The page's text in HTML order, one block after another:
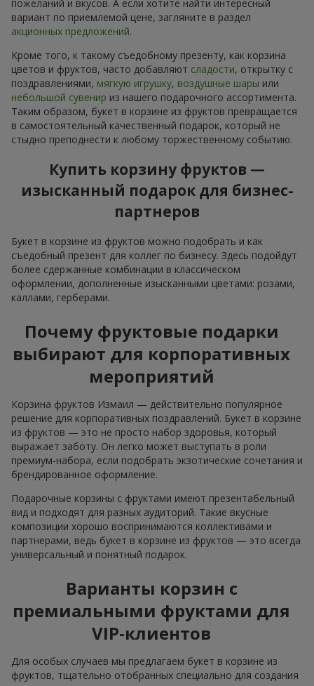
пожеланий и вкусов. А если хотите найти интересный
вариант по приемлемой цене, загляните в раздел
акционных предложений.
Кроме того, к такому съедобному презенту, как корзина
цветов и фруктов, часто добавляют сладости, открытку с
поздравлениями, мягкую игрушку, воздушные шары или
небольшой сувенир из нашего подарочного ассортимента.
Таким образом, букет в корзине из фруктов превращается
в самостоятельный качественный подарок, который не
стыдно преподнести к любому торжественному событию.
Купить корзину фруктов —
изысканный подарок для бизнес-
партнеров
Букет в корзине из фруктов можно подобрать и как
съедобный презент для коллег по бизнесу. Здесь подойдут
более сдержанные комбинации в классическом
оформлении, дополненные изысканными цветами: розами,
каллами, герберами.
Почему фруктовые подарки
выбирают для корпоративных
мероприятий
Корзина фруктов Измаил — действительно популярное
решение для корпоративных поздравлений. Букет в корзине
из фруктов — это не просто набор здоровья, который
выражает заботу. Он легко может выступать в роли
премиум-набора, если подобрать экзотические сочетания и
брендированное оформление.
Подарочные корзины с фруктами имеют презентабельный
вид и подходят для разных аудиторий. Такие вкусные
композиции хорошо воспринимаются коллективами и
партнерами, ведь букет в корзине из фруктов — это всегда
универсальный и понятный подарок.
Варианты корзин с
премиальными фруктами для
VIP-клиентов
Для особых случаев мы предлагаем букет в корзине из
фруктов, тщательно отобранных специально для создания